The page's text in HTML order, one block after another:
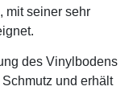
mit seiner sehr
des Vinylbodens
und erhält